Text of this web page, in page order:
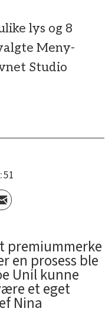
lys og 8
Meny-
Studio
premiummerke
en prosess ble
Unil kunne
et eget
Nina